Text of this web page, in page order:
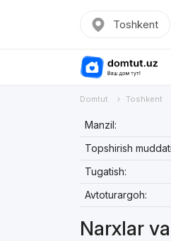
Toshkent
Domtut Toshkent
Manzil:
Topshirish
Tugatish:
Avtoturargoh:
Narxlar